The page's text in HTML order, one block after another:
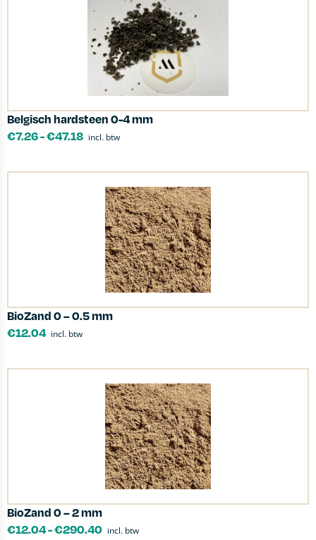
Belgisch hardsteen 0-4 mm
€7.26-€47.18 incl. btw
BioZand 0 – 0.5 mm
€12.04 incl. btw
BioZand 0 – 2 mm
€12.04-€290.40 incl. btw